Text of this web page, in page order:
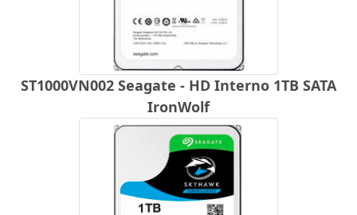
ST1000VN002 Seagate - HD Interno 1TB SATA
IronWolf